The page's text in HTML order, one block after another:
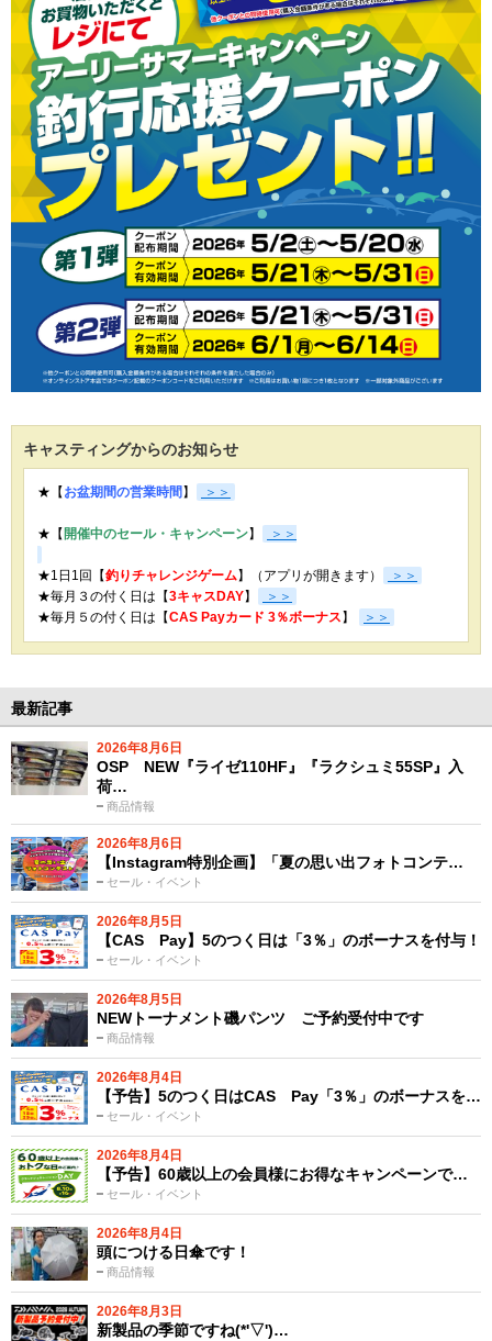
キャスティングからのお知らせ
★【お盆期間の営業時間】 ＞＞
★【開催中のセール・キャンペーン】 ＞＞
★1日1回【釣りチャレンジゲーム】（アプリが開きます）
＞＞
★毎月３の付く日は【3キャスDAY】
＞＞
★毎月５の付く日は【CAS Payカード 3％ボーナス】 ＞＞
最新記事
2026年8月6日
商品情報
OSP NEW『ライゼ110HF』『ラクシュミ55SP』入
荷…
2026年8月6日
セール・イベント
【Instagram特別企画】「夏の思い出フォトコンテ…
2026年8月5日
セール・イベント
【CAS Pay】5のつく日は「3％」のボーナスを付与！
2026年8月5日
商品情報
NEWトーナメント磯パンツ ご予約受付中です
2026年8月4日
セール・イベント
【予告】5のつく日はCAS Pay「3％」のボーナスを…
2026年8月4日
セール・イベント
【予告】60歳以上の会員様にお得なキャンペーンで…
2026年8月4日
商品情報
頭につける日傘です！
2026年8月3日
新製品の季節ですね(*'▽')…